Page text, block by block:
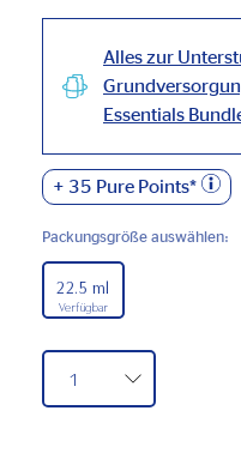
Alles zur
Essentials
+ 35 Pure Points*
Packungsgröße auswählen:
22.5 ml
Verfügbar